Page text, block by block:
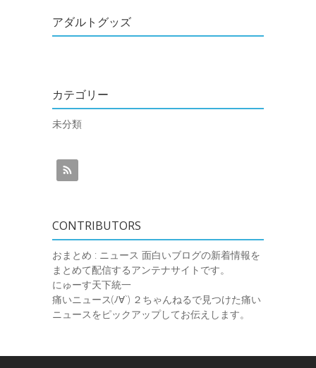
アダルトグッズ
カテゴリー
未分類
CONTRIBUTORS
おまとめ : ニュース 面白いブログの新着情報を
まとめて配信するアンテナサイトです。
にゅーす天下統一
痛いニュース(ﾉ∀`) ２ちゃんねるで見つけた痛い
ニュースをピックアップしてお伝えします。